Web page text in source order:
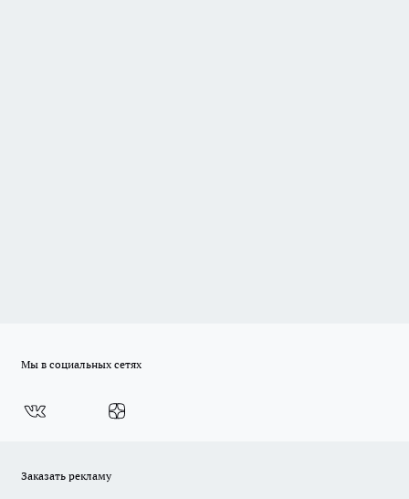
Мы в социальных сетях
Заказать рекламу